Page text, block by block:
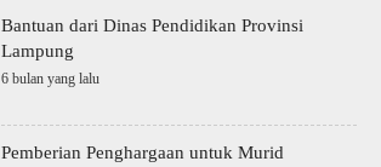
Bantuan dari Dinas Pendidikan Provinsi
Lampung
6 bulan yang lalu
Pemberian Penghargaan untuk Murid